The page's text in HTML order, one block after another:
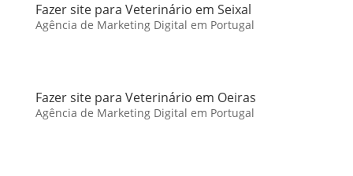
Fazer site para Veterinário em Seixal
Agência de Marketing Digital em Portugal
Fazer site para Veterinário em Oeiras
Agência de Marketing Digital em Portugal